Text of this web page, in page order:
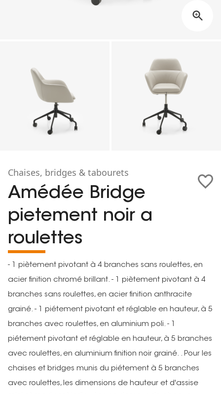
Chaises, bridges & tabourets
Amédée Bridge
pietement noir a
roulettes
- 1 piètement pivotant à 4 branches sans roulettes, en
acier finition chromé brillant. - 1 piètement pivotant à 4
branches sans roulettes, en acier finition anthracite
grainé. - 1 piétement pivotant et réglable en hauteur, à 5
branches avec roulettes, en aluminium poli. - 1
piétement pivotant et réglable en hauteur, à 5 branches
avec roulettes, en aluminium finition noir grainé. . Pour les
chaises et bridges munis du piétement à 5 branches
avec roulettes, les dimensions de hauteur et d'assise